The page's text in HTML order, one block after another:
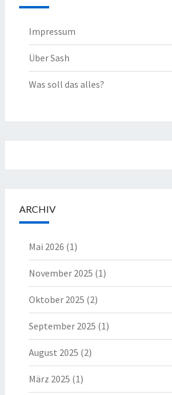
Impressum
Über Sash
Was soll das alles?
ARCHIV
Mai 2026 (1)
November 2025 (1)
Oktober 2025 (2)
September 2025 (1)
August 2025 (2)
März 2025 (1)